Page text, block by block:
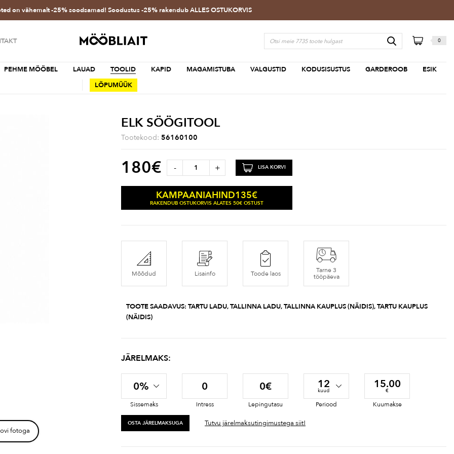
on vähemalt -25% soodsamad! Soodustus -25% rakendub ALLES OSTUKORVIS
0
PEHME MÖÖBEL LAUAD TOOLID KAPID MAGAMISTUBA VALGUSTID KODUSISUSTUS GARDEROOB
ESIK
LÕPUMÜÜK
fotoga
ELK SÖÖGITOOL
Tootekood: 56160100
180€ - + LISA KORVI
KAMPAANIAHIND135€
RAKENDUB OSTUKORVIS ALATES 50€ OSTUST
Mõõdud Lisainfo Toode laos
Tarne 3
tööpäeva
TOOTE SAADAVUS: TARTU LADU, TALLINNA LADU, TALLINNA KAUPLUS (NÄIDIS), TARTU KAUPLUS
(NÄIDIS)
JÄRELMAKS:
0%
Sissemaks
0
Intress
0€
Lepingutasu
12
kuud
Periood
15.00
€
Kuumakse
OSTA JÄRELMAKSUGA Tutvu järelmaksutingimustega siit!